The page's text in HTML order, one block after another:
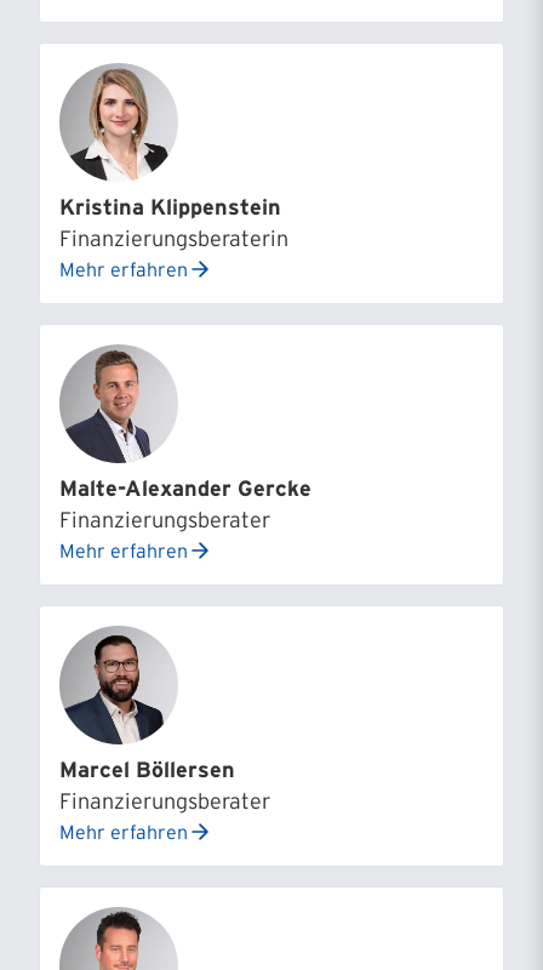
Kristina Klippenstein
Finanzierungsberaterin
Mehr erfahren
Malte-Alexander Gercke
Finanzierungsberater
Mehr erfahren
Marcel Böllersen
Finanzierungsberater
Mehr erfahren